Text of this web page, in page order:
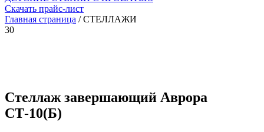
Скачать прайс-лист
Главная страница / СТЕЛЛАЖИ
30
Стеллаж завершающий Аврора
СТ-10(Б)